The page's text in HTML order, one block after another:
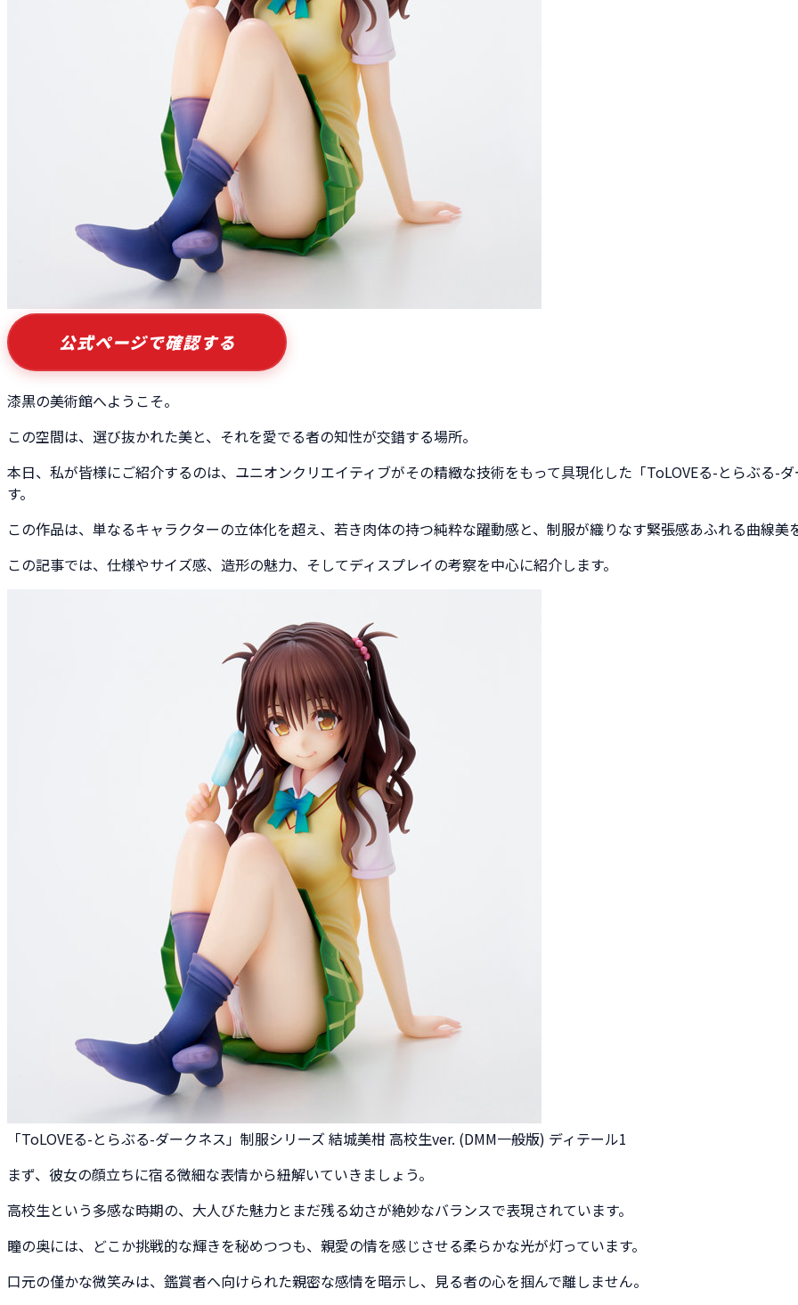
公式ページで確認する
漆黒の美術館へようこそ。
この空間は、選び抜かれた美と、それを愛でる者の知性が交錯する場所。
本日、私が皆様にご紹介するのは、ユニオンクリエイティブがその精緻な技術をもって具現化した「ToLOVEる-とらぶる-
す。
この作品は、単なるキャラクターの立体化を超え、若き肉体の持つ純粋な躍動感と、制服が織りなす緊張感あふれる曲線美
この記事では、仕様やサイズ感、造形の魅力、そしてディスプレイの考察を中心に紹介します。
「ToLOVEる-とらぶる-ダークネス」制服シリーズ 結城美柑 高校生ver. (DMM一般版) ディテール1
まず、彼女の顔立ちに宿る微細な表情から紐解いていきましょう。
高校生という多感な時期の、大人びた魅力とまだ残る幼さが絶妙なバランスで表現されています。
瞳の奥には、どこか挑戦的な輝きを秘めつつも、親愛の情を感じさせる柔らかな光が灯っています。
口元の僅かな微笑みは、鑑賞者へ向けられた親密な感情を暗示し、見る者の心を掴んで離しません。